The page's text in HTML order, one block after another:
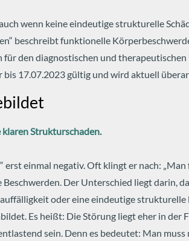
wenn keine eindeutige strukturelle
beschreibt funktionelle
für den diagnostischen und
17.07.2023 gültig und wird aktuell
Strukturschaden.
einmal negativ. Oft klingt er nach:
Der Unterschied liegt darin,
oder eine eindeutige
Es heißt: Die Störung liegt eher in der
sein. Denn es bedeutet: Man